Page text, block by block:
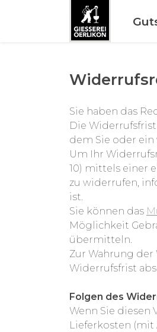
Sie haben das
Die
dem Sie oder
Um Ihr
10) mittels einer
zu widerrufen,
ist.
Sie können das
Möglichkeit
übermitteln.
Zur Wahrung
Widerrufsfrist
Folgen des
Wenn Sie diesen
Lieferkosten (mit